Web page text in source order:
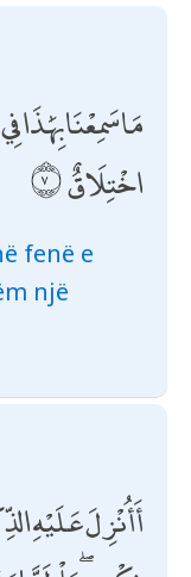
مَا سَمِعْنَا بِهَٰذَا
اخْتِلَاقٌ
fenë e
një
أَأُنْزِلَ عَلَيْهِ